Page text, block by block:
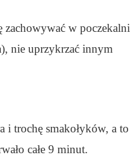
zachowywać w poczekalni
nie uprzykrzać innym
i trochę smakołyków, a to
całe 9 minut.